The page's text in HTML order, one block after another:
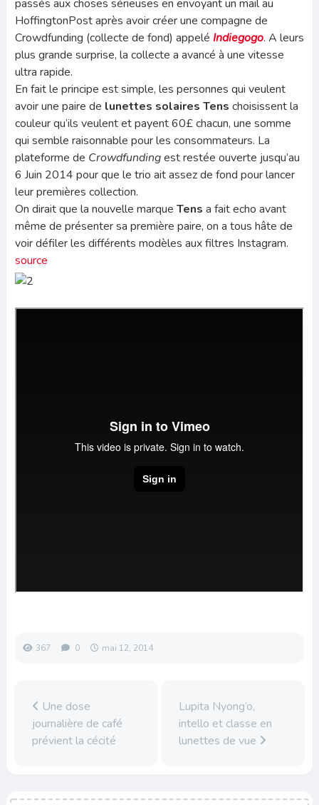
passés aux choses sérieuses en envoyant un mail au
HoffingtonPost après avoir créer une compagne de
Crowdfunding (collecte de fond) appelé Indiegogo. A leurs
plus grande surprise, la collecte a avancé à une vitesse
ultra rapide.
En fait le principe est simple, les personnes qui veulent
avoir une paire de lunettes solaires Tens choisissent la
couleur qu’ils veulent et payent 60£ chacun, une somme
qui semble raisonnable pour les consommateurs. La
plateforme de Crowdfundingest restée ouverte jusqu’au
6 Juin 2014 pour que le trio ait assez de fond pour lancer
leur premières collection.
On dirait que la nouvelle marque Tens a fait echo avant
même de présenter sa première paire, on a tous hâte de
voir défiler les différents modèles aux filtres Instagram.
source
367 0 mai 12, 2014
Une dose
journalière de café
prévient la cécité
Lupita Nyong’o,
intello et classe en
lunettes de vue